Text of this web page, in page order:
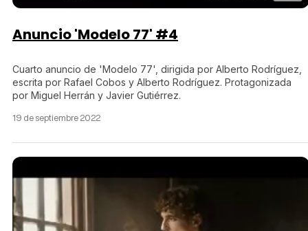
Anuncio 'Modelo 77' #4
Cuarto anuncio de 'Modelo 77', dirigida por Alberto Rodríguez,
escrita por Rafael Cobos y Alberto Rodríguez. Protagonizada
por Miguel Herrán y Javier Gutiérrez.
19 de septiembre 2022